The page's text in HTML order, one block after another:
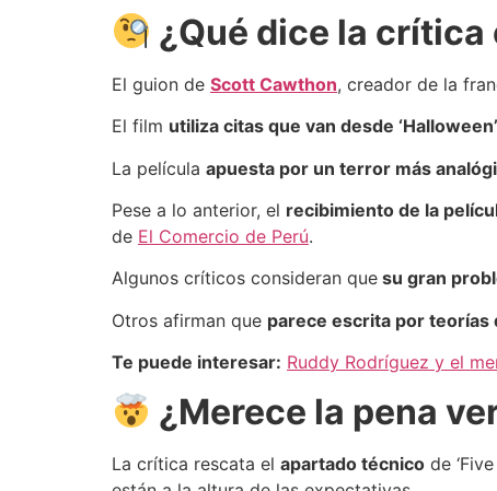
¿Qué dice la
El guion de Scott Cawthon, creador de la
El film utiliza citas que van desde
La película apuesta por un terror más
Pese a lo anterior, el recibimiento de la
de El Comercio de Perú.
Algunos críticos consideran que su gran
Otros afirman que parece escrita por teorías
Te puede interesar: Ruddy Rodríguez y el
¿Merece la pena
La crítica rescata el apartado técnico de